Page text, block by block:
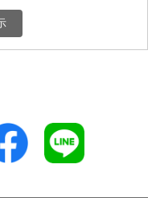
山県
三重県